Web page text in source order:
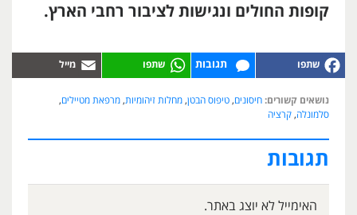
קופות החולים ונגישות לציבור רחבי הארץ.
תגובות
נושאים קשורים: חיסונים, טיפוס הבטן, מחלות זיהומיות, מרפאת מטיילים,
סלמונלה, קרציה
תגובות
האימייל לא יוצג באתר.